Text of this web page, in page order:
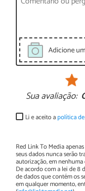
Adicione
Sua avaliação:
Li e aceito apolítica
Red Link To Media
seus dados nunca serão
autorização, em
De acordo com a lei de 8
de dados que contém os
em qualquer momento,